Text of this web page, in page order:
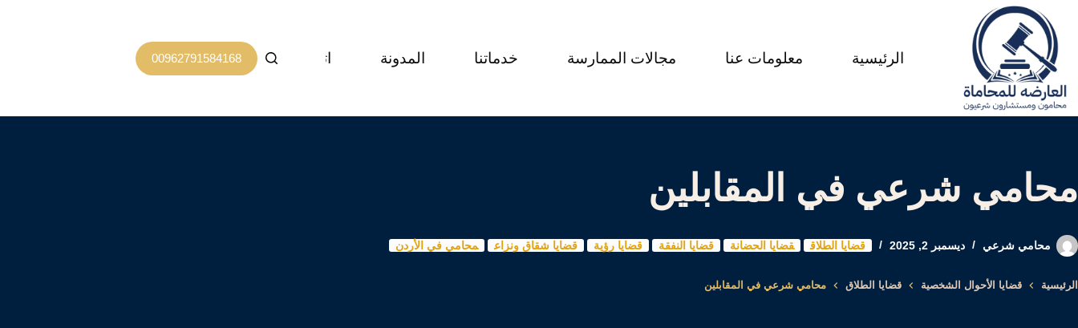
التجاوز
إلى
المحتوى
الرئيسية معلومات عنا مجالات الممارسة خدماتنا المدونة اتصل بنا 00962791584168
محامي شرعي في المقابلين
محامي شرعي ديسمبر 2, 2025 قضايا الطلاق قضايا الحضانة قضايا النفقة قضايا رؤية قضايا شقاق ونزاع محامي في الأردن
الرئيسية قضايا الأحوال الشخصية قضايا الطلاق محامي شرعي في المقابلين